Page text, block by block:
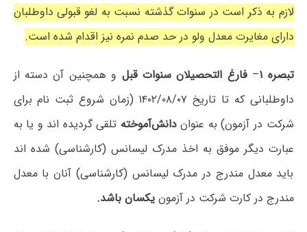
لازم به ذکر است در سنوات گذشته نسبت به لغو قبولی داوطلبان
دارای مغایرت معدل ولو در حد صدم نمره نیز اقدام شده است.
تبصره ۱ –فارغ التحصیلان سنوات قبل و همچنین آن دسته از
داوطلبانی که تا تاریخ ۱۴۰۲/۰۸/۰۷ (زمان شروع ثبت نام برای
شرکت در آزمون) به عنواندانش‌آموخته تلقی گردیده اند و یا به
عبارت دیگر موفق به اخذ مدرک لیسانس (کارشناسی) شده اند
باید معدل مندرج در مدرک لیسانس (کارشناسی) آنان با معدل
مندرج در کارت شرکت در آزمون یکسان باشد.